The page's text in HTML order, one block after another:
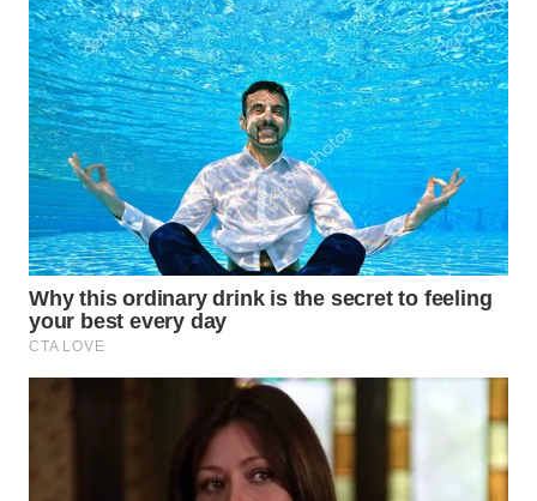
WN
CIREBON
WN
INDRAMAYU
WN
KUNINGAN
WN
MAJALENGKA